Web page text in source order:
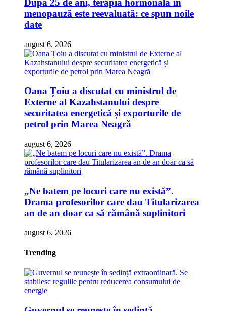
După 25 de ani, terapia hormonală în
menopauză este reevaluată: ce spun noile
date
august 6, 2026
Oana Țoiu a discutat cu ministrul de
Externe al Kazahstanului despre
securitatea energetică și exporturile de
petrol prin Marea Neagră
august 6, 2026
„Ne batem pe locuri care nu există”.
Drama profesorilor care dau Titularizarea
an de an doar ca să rămână suplinitori
august 6, 2026
Trending